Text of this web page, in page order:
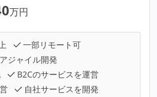
万円
一部リモート可
アジャイル開発
B2Cのサービスを運営
自社サービスを開発